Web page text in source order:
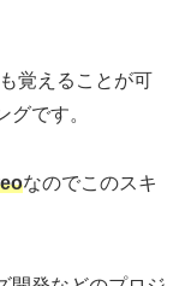
覚えることが可
です。
なのでこのスキ